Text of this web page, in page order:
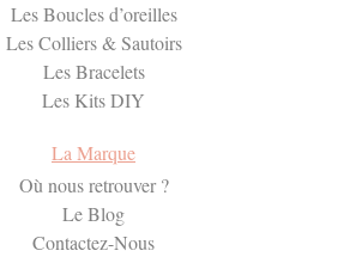
Les Boucles d’oreilles
Les Colliers & Sautoirs
Les Bracelets
Les Kits DIY
La Marque
Où nous retrouver ?
Le Blog
Contactez-Nous